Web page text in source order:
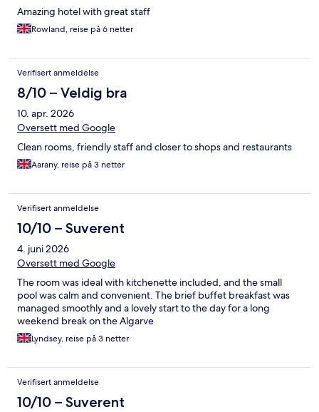
Amazing hotel with great staff
Rowland, reise på 6 netter
Verifisert anmeldelse
8/10 – Veldig bra
10. apr. 2026
Oversett med Google
Clean rooms, friendly staff and closer to shops and restaurants
Aarany, reise på 3 netter
Verifisert anmeldelse
10/10 – Suverent
4. juni 2026
Oversett med Google
The room was ideal with kitchenette included, and the small
pool was calm and convenient. The brief buffet breakfast was
managed smoothly and a lovely start to the day for a long
weekend break on the Algarve
Lyndsey, reise på 3 netter
Verifisert anmeldelse
10/10 – Suverent